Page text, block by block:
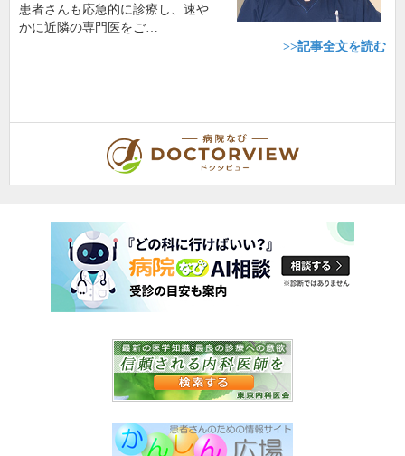
患者さんも応急的に診療し、速や
かに近隣の専門医をご…
>>記事全文を読む